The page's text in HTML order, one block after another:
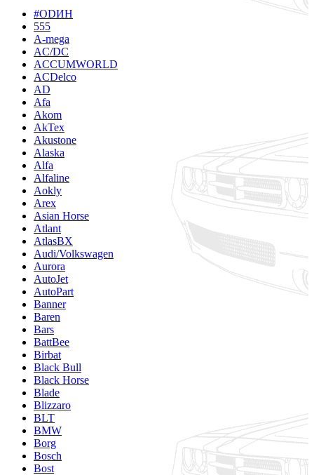
#ODИН
555
A-mega
AC/DC
ACCUMWORLD
ACDelco
AD
Afa
Akom
AkTex
Akustone
Alaska
Alfa
Alfaline
Aokly
Arex
Asian Horse
Atlant
AtlasBX
Audi/Volkswagen
Aurora
AutoJet
AutoPart
Banner
Baren
Bars
BattBee
Birbat
Black Bull
Black Horse
Blade
Blizzaro
BLT
BMW
Borg
Bosch
Bost